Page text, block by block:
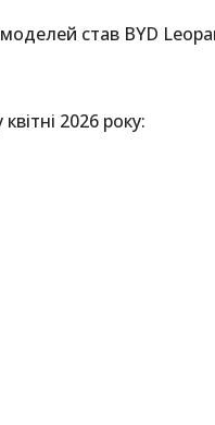
став BYD
2026 року: